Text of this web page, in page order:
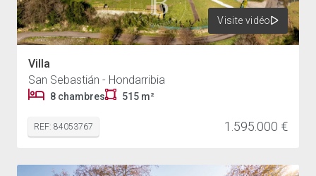
Visite vidéo
Villa
San Sebastián - Hondarribia
8 chambres 515 m²
REF: 84053767 1.595.000 €